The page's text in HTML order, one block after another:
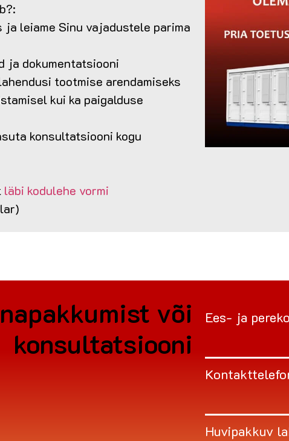
leiame Sinu vajadustele parima
ja dokumentatsiooni
tootmise arendamiseks
kui ka paigalduse
konsultatsiooni kogu
läbi kodulehe vormi
või
konsultatsiooni
Ees- ja
Huvipakkuv